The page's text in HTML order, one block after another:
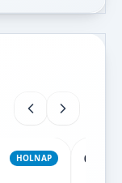
HOLNAP 08. 11.